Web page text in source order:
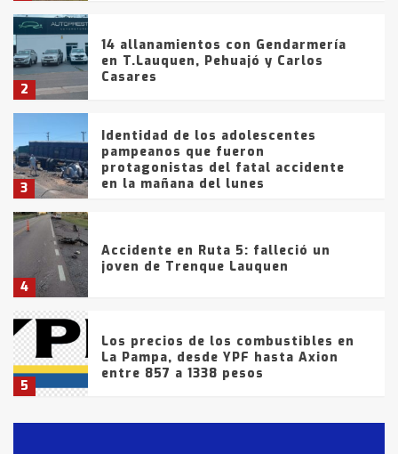
2
14 allanamientos con Gendarmería
en T.Lauquen, Pehuajó y Carlos
Casares
3
Identidad de los adolescentes
pampeanos que fueron
protagonistas del fatal accidente
en la mañana del lunes
4
Accidente en Ruta 5: falleció un
joven de Trenque Lauquen
5
Los precios de los combustibles en
La Pampa, desde YPF hasta Axion
entre 857 a 1338 pesos